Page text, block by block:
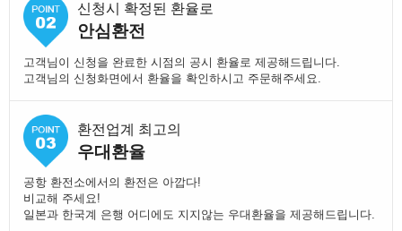
신청시 확정된 환율로
안심환전
고객님이 신청을 완료한 시점의 공시 환율로 제공해드립니다.
고객님의 신청화면에서 환율을 확인하시고 주문해주세요.
환전업계 최고의
우대환율
공항 환전소에서의 환전은 아깝다!
비교해 주세요!
일본과 한국계 은행 어디에도 지지않는 우대환율을 제공해드립니다.